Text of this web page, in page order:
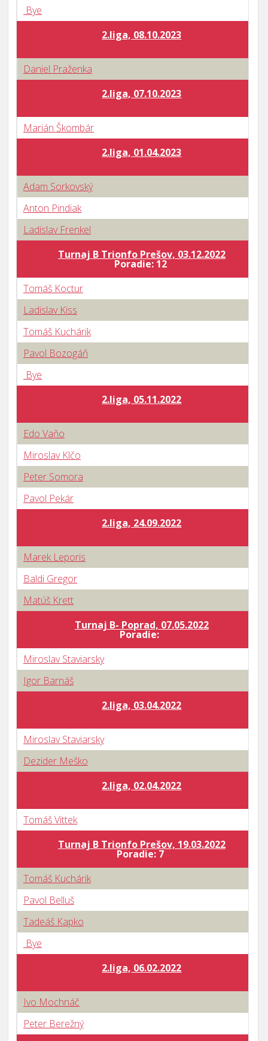
Bye
2.liga, 08.10.2023
Daniel Praženka
2.liga, 07.10.2023
Marián Škombár
2.liga, 01.04.2023
Adam Sorkovský
Anton Pindiak
Ladislav Frenkel
Turnaj B Trionfo Prešov, 03.12.2022
Poradie: 12
Tomáš Koctur
Ladislav Kiss
Tomáš Kuchárik
Pavol Bozogáň
Bye
2.liga, 05.11.2022
Edo Vaňo
Miroslav Klčo
Peter Somora
Pavol Pekár
2.liga, 24.09.2022
Marek Leporis
Baldi Gregor
Matúš Krett
Turnaj B- Poprad, 07.05.2022
Poradie:
Miroslav Staviarsky
Igor Barnáš
2.liga, 03.04.2022
Miroslav Staviarsky
Dezider Meško
2.liga, 02.04.2022
Tomáš Vittek
Turnaj B Trionfo Prešov, 19.03.2022
Poradie: 7
Tomáš Kuchárik
Pavol Belluš
Tadeáš Kapko
Bye
2.liga, 06.02.2022
Ivo Mochnáč
Peter Berežný